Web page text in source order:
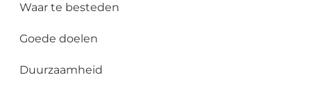
Waar te besteden
Goede doelen
Duurzaamheid